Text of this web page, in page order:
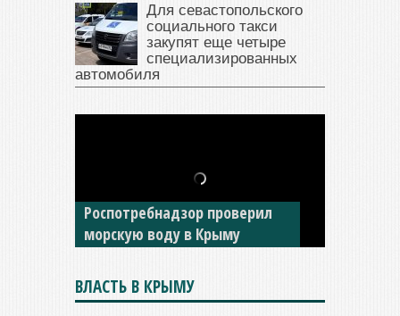
Для севастопольского
социального такси
закупят еще четыре
специализированных
автомобиля
Роспотребнадзор проверил
морскую воду в Крыму
В Крыму у жителя Саки
изъяли автомобиль —
накопил долги по штрафам
ГИБДД
ВЛАСТЬ В КРЫМУ